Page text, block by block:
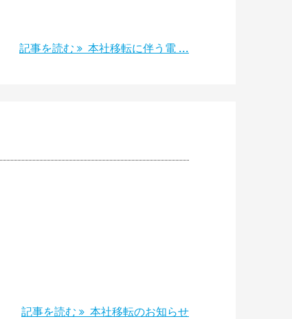
記事を読む 本社移転に伴う電 ...
記事を読む 本社移転のお知らせ